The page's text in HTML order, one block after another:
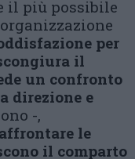
il più possibile
per
il
un confronto
direzione e
-,
le
il comparto